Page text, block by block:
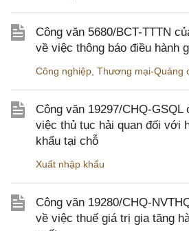
Công văn 5680/BCT-TTTN
về việc thông báo điều hành
Công nghiệp Thương mại-Quảng
Công văn 19297/CHQ-GSQL
việc thủ tục hải quan đối với
khẩu tại chỗ
Xuất nhập khẩu
Công văn 19280/CHQ-
về việc thuế giá trị gia tăng